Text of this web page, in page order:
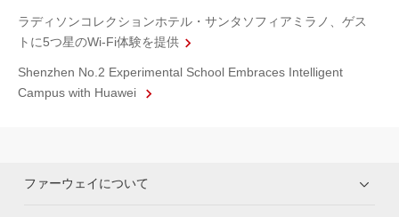
ラディソンコレクションホテル・サンタソフィアミラノ、ゲス
トに5つ星のWi-Fi体験を提供
Shenzhen No.2 Experimental School Embraces Intelligent
Campus with Huawei
ファーウェイについて